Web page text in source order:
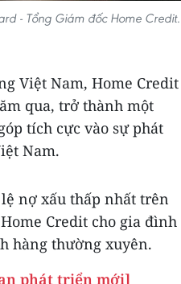
- Tổng Giám đốc Home Credit.
Việt Nam, Home Credit
qua, trở thành một
tích cực vào sự phát
Nam.
nợ xấu thấp nhất trên
Credit cho gia đình
hàng thường xuyên.
phát triển mới]